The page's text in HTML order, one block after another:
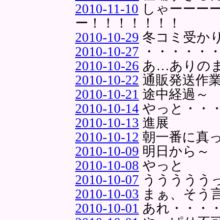
2010-11-10 しゃーーー
ー！！！！！！！
2010-10-29 冬コミ受か
2010-10-27 ・・・・・
2010-10-26 あ…ありの
2010-10-22 通販発送作
2010-10-21 途中経過～
2010-10-14 やっと・・
2010-10-13 進展
2010-10-12 朝一番に真
2010-10-09 明日から～
2010-10-08 やっと
2010-10-07 ううううう
2010-10-03 まぁ、そう
2010-10-01 あれ・・・